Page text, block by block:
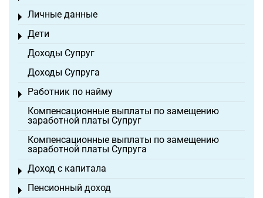
Личные данные
Toggle menu
Дети
Toggle menu
Доходы Супруг
Доходы Супруга
Работник по найму
Toggle menu
Компенсационные выплаты по замещению
заработной платы Супруг
Компенсационные выплаты по замещению
заработной платы Супруга
Доход с капитала
Toggle menu
Пенсионный доход
Toggle menu